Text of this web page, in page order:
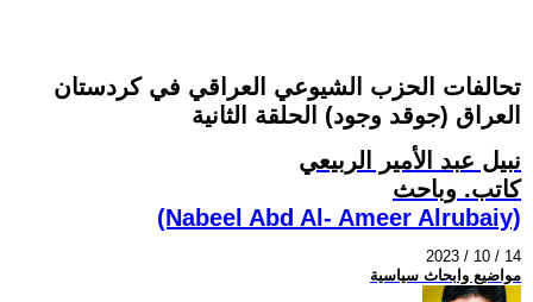
تحالفات الحزب الشيوعي العراقي في كردستان
العراق (جوقد وجود) الحلقة الثانية
نبيل عبد الأمير الربيعي
كاتب. وباحث
(Nabeel Abd Al- Ameer Alrubaiy)
2023 / 10 / 14
مواضيع وابحاث سياسية